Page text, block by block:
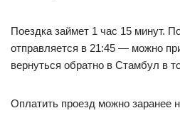
Поездка займет 1 час 15 минут.
отправляется в 21:45 — можно
вернуться обратно в Стамбул в
Оплатить проезд можно заранее